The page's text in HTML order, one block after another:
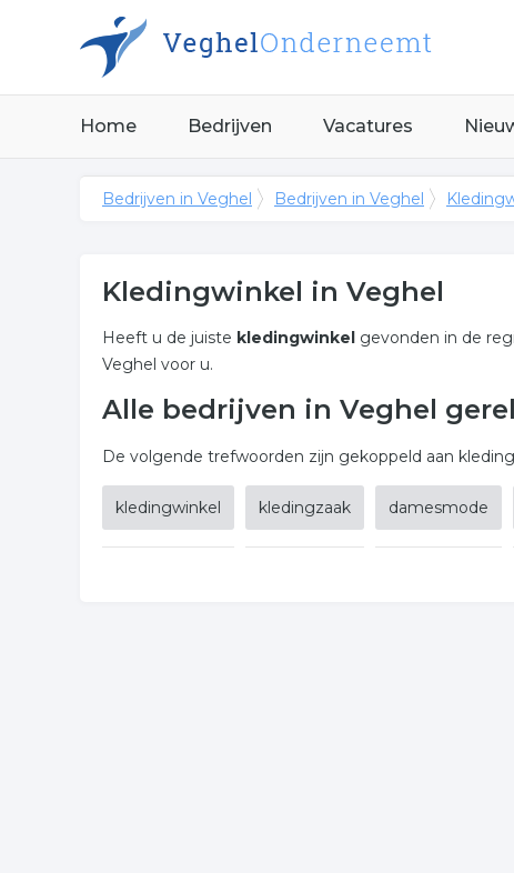
Home Bedrijven Vacatures
Bedrijven in Veghel Bedrijven in Veghel
Kledingwinkel in Veghel
Heeft u de juiste kledingwinkel gevonden in de
Veghel voor u.
Alle bedrijven in Veghel
De volgende trefwoorden zijn gekoppeld aan
kledingwinkel kledingzaak damesmode